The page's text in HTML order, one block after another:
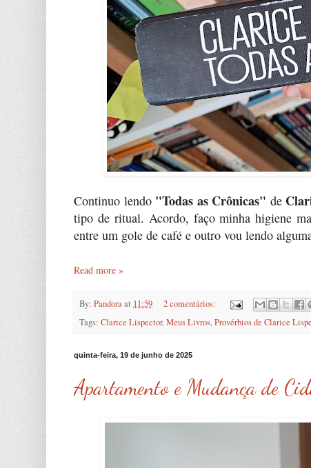
Continuo lendo "Todas as Crônicas" de
tipo de ritual. Acordo, faço minha higiene
entre um gole de café e outro vou lendo
Read more »
By: Pandoraat 11:59
2 comentários:
Tags: Clarice Lispector,Meus Livros,Provérbios de Clarice
quinta-feira, 19 de junho de 2025
Apartamento e Mudança de